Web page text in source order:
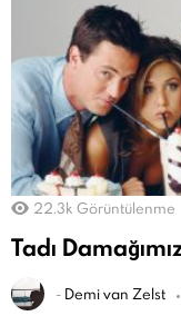
22.3k Görüntülenme
Tadı
- Demi van Zelst